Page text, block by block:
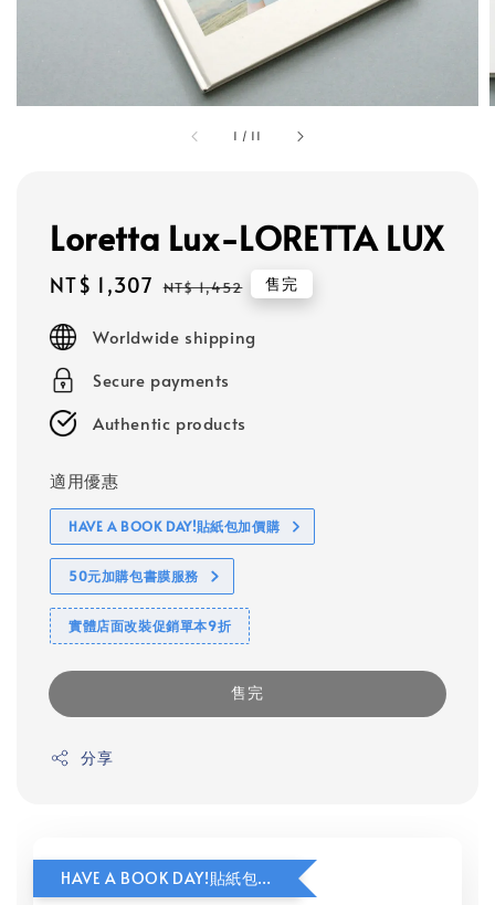
1 / 11
Loretta Lux-LORETTA LUX
Sale
NT$ 1,307 Regular
NT$ 1,452 售完
Worldwide shipping
Secure payments
Authentic products
適用優惠
HAVE A BOOK DAY!貼紙包加價購
50元加購包書膜服務
實體店面改裝促銷單本9折
售完
分享
HAVE A BOOK DAY!貼紙包加價購